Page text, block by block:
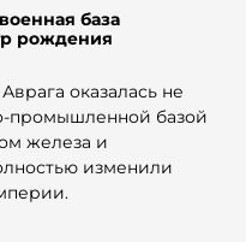
база
рождения
оказалась не
промышленной базой
железа и
изменили